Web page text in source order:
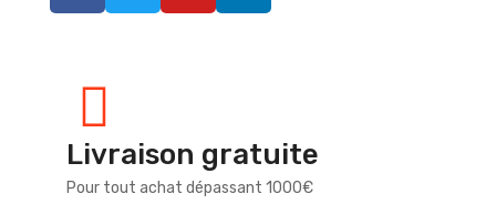
Livraison gratuite
Pour tout achat dépassant 1000€